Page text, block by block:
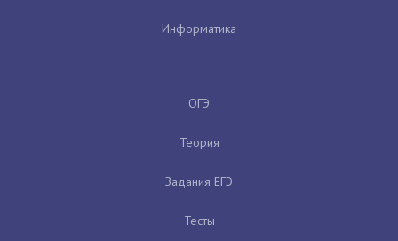
Информатика
ОГЭ
Теория
Задания ЕГЭ
Тесты